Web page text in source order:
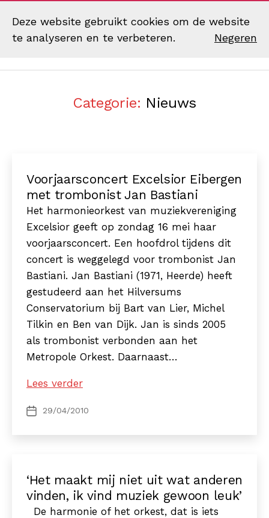
Deze website gebruikt cookies om de website
te analyseren en te verbeteren.
Negeren
Excelsior
Categorie: Nieuws
Voorjaarsconcert Excelsior Eibergen
met trombonist Jan Bastiani
Het harmonieorkest van muziekvereniging
Excelsior geeft op zondag 16 mei haar
voorjaarsconcert. Een hoofdrol tijdens dit
concert is weggelegd voor trombonist Jan
Bastiani. Jan Bastiani (1971, Heerde) heeft
gestudeerd aan het Hilversums
Conservatorium bij Bart van Lier, Michel
Tilkin en Ben van Dijk. Jan is sinds 2005
als trombonist verbonden aan het
Metropole Orkest. Daarnaast…
Lees verderVoorjaarsconcert
Eibergen
Bastiani
Berichtdatum
29/04/2010
‘Het maakt mij niet uit wat anderen
vinden, ik vind muziek gewoon leuk’
De harmonie of het orkest, dat is iets